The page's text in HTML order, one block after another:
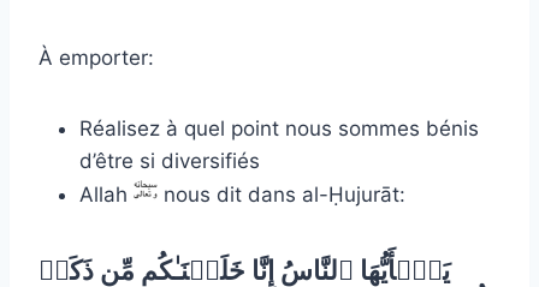
À emporter:
Réalisez à quel point nous sommes bénis
d’être si diversifiés
Allah
nous dit dans al-Ḥujurāt:
یَـٰۤأَیُّهَا ٱلنَّاسُ إِنَّا خَلَقۡنَـٰكُم مِّن ذَكَرࣲ